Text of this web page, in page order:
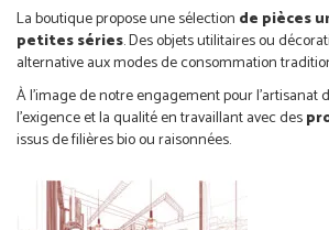
La boutique propose une sélection de pièces
petites séries. Des objets utilitaires ou
alternative aux modes de consommation
À l’image de notre engagement pour l’artisanat
l’exigence et la qualité en travaillant avec des
issus de filières bio ou raisonnées.